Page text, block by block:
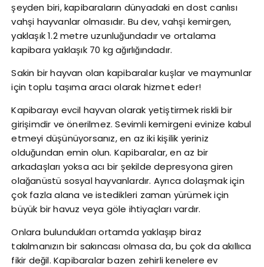
şeyden biri, kapibaraların dünyadaki en dost canlısı
vahşi hayvanlar olmasıdır. Bu dev, vahşi kemirgen,
yaklaşık 1.2 metre uzunluğundadır ve ortalama
kapibara yaklaşık 70 kg ağırlığındadır.
Sakin bir hayvan olan kapibaralar kuşlar ve maymunlar
için toplu taşıma aracı olarak hizmet eder!
Kapibarayı evcil hayvan olarak yetiştirmek riskli bir
girişimdir ve önerilmez. Sevimli kemirgeni evinize kabul
etmeyi düşünüyorsanız, en az iki kişilik yeriniz
olduğundan emin olun. Kapibaralar, en az bir
arkadaşları yoksa acı bir şekilde depresyona giren
olağanüstü sosyal hayvanlardır. Ayrıca dolaşmak için
çok fazla alana ve istedikleri zaman yürümek için
büyük bir havuz veya göle ihtiyaçları vardır.
Onlara bulundukları ortamda yaklaşıp biraz
takılmanızın bir sakıncası olmasa da, bu çok da akıllıca
fikir değil. Kapibaralar bazen zehirli kenelere ev